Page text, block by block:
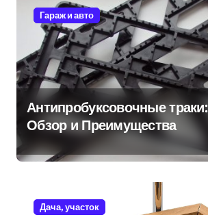
Гараж и авто
Антипробуксовочные траки:
Обзор и Преимущества
Дача, участок